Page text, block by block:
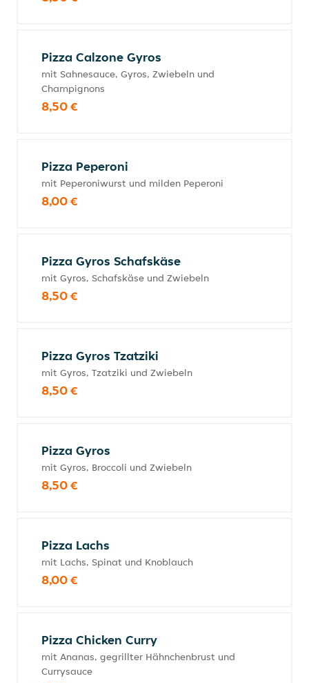
Pizza Calzone Gyros
mit Sahnesauce, Gyros, Zwiebeln und
Champignons
8,50 €
Pizza Peperoni
mit Peperoniwurst und milden Peperoni
8,00 €
Pizza Gyros Schafskäse
mit Gyros, Schafskäse und Zwiebeln
8,50 €
Pizza Gyros Tzatziki
mit Gyros, Tzatziki und Zwiebeln
8,50 €
Pizza Gyros
mit Gyros, Broccoli und Zwiebeln
8,50 €
Pizza Lachs
mit Lachs, Spinat und Knoblauch
8,00 €
Pizza Chicken Curry
mit Ananas, gegrillter Hähnchenbrust und
Currysauce